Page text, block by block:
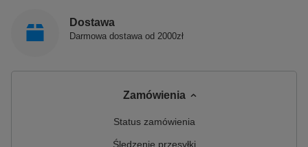
Dostawa
Darmowa dostawa od 2000zł
Zamówienia
Status zamówienia
Śledzenie przesyłki